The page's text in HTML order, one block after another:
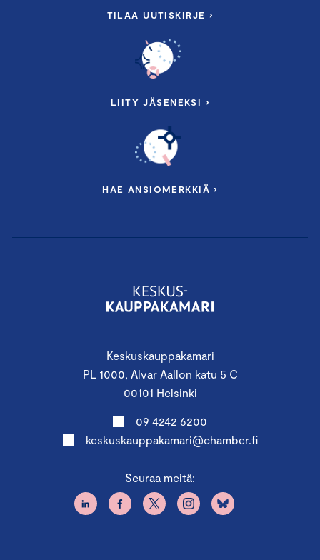
Keskuskauppakamari
PL 1000, Alvar Aallon katu 5 C
00101 Helsinki
09 4242 6200
keskuskauppakamari@chamber.fi
Seuraa meitä:
TILAA UUTISKIRJE ›
LIITY JÄSENEKSI ›
HAE ANSIOMERKKIÄ ›